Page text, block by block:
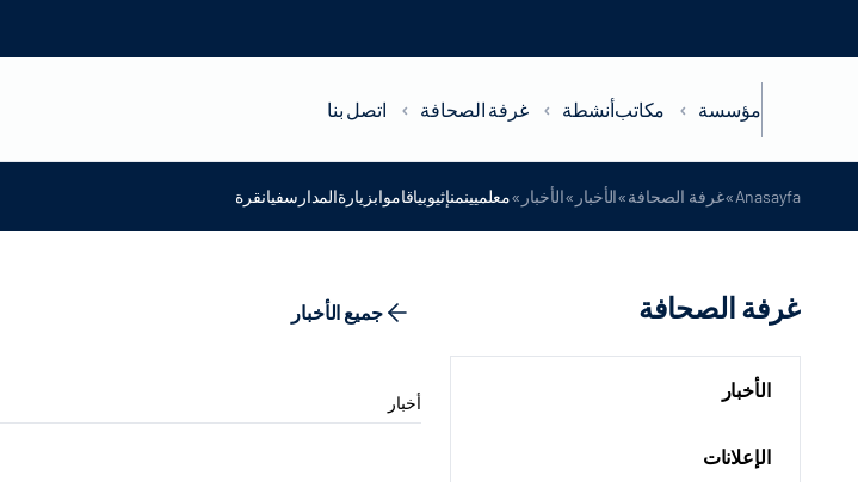
مؤسسة مكاتبأنشطة غرفة الصحافة اتصل بنا
Anasayfa
»غرفة الصحافة»الأخبار »الأخبار »معلميينمنإثيوبياقاموابزيارةالمدارسفيانقرة
غرفة الصحافة
الأخبار
الإعلانات
جميع الأخبار
أخبار